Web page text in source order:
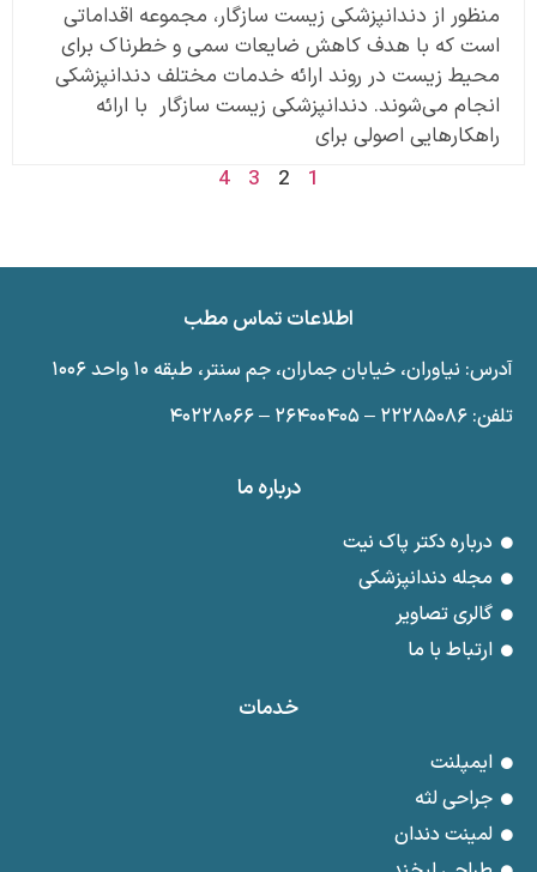
منظور از دندانپزشکی زیست سازگار، مجموعه اقداماتی
است که با هدف کاهش ضایعات سمی و خطرناک برای
محیط زیست در روند ارائه خدمات مختلف دندانپزشکی
انجام می‌شوند. دندانپزشکی زیست سازگار با ارائه
راهکارهایی اصولی برای
1
2
3
4
اطلاعات تماس مطب
آدرس: نیاوران، خیابان جماران، جم سنتر، طبقه ۱۰ واحد ۱۰۰۶
تلفن: ۲۲۲۸۵۰۸۶ – ۲۶۴۰۰۴۰۵ – ۴۰۲۲۸۰۶۶
درباره ما
درباره دکتر پاک نیت
مجله دندانپزشکی
گالری تصاویر
ارتباط با ما
خدمات
ایمپلنت
جراحی لثه
لمینت دندان